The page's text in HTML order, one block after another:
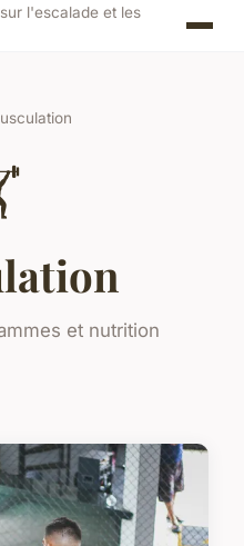
l'escalade et les
et nutrition